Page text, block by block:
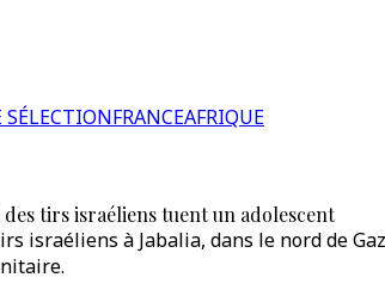
SÉLECTIONFRANCEAFRIQUE
tirs israéliens tuent un adolescent
israéliens à Jabalia, dans le nord de